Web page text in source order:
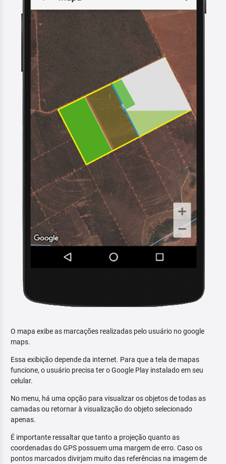
O mapa exibe as marcações realizadas pelo usuário no google
maps.
Essa exibição depende da internet. Para que a tela de mapas
funcione, o usuário precisa ter o Google Play instalado em seu
celular.
No menu, há uma opção para visualizar os objetos de todas as
camadas ou retornar à visualização do objeto selecionado
apenas.
É importante ressaltar que tanto a projeção quanto as
coordenadas do GPS possuem uma margem de erro. Caso os
pontos marcados divirjam muito das referências na imagem de